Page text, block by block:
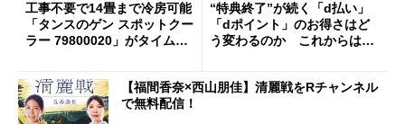
工事不要で14畳まで冷房可能
「タンスのゲン スポットクー
ラー 79800020」がタイムセ
“特典終了”が続く「d払い」
「dポイント」のお得さはど
う変わるのか これからは
【福間香奈×西山朋佳】清麗戦をRチャンネル
で無料配信！